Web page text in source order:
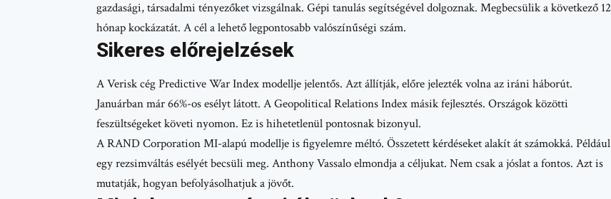
gazdasági, társadalmi tényezőket vizsgálnak. Gépi tanulás segítségével dolgoznak. Megbecsülik a következő 12
hónap kockázatát. A cél a lehető legpontosabb valószínűségi szám.
Sikeres előrejelzések
A Verisk cég Predictive War Index modellje jelentős. Azt állítják, előre jelezték volna az iráni háborút.
Januárban már 66%-os esélyt látott. A Geopolitical Relations Index másik fejlesztés. Országok közötti
feszültségeket követi nyomon. Ez is hihetetlenül pontosnak bizonyul.
A RAND Corporation MI-alapú modellje is figyelemre méltó. Összetett kérdéseket alakít át számokká. Például
egy rezsimváltás esélyét becsüli meg. Anthony Vassalo elmondja a céljukat. Nem csak a jóslat a fontos. Azt is
mutatják, hogyan befolyásolhatjuk a jövőt.